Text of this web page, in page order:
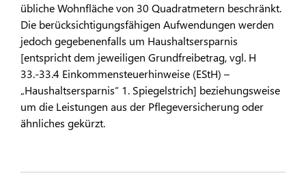
übliche Wohnfläche von 30 Quadratmetern beschränkt.
Die berücksichtigungsfähigen Aufwendungen werden
jedoch gegebenenfalls um Haushaltsersparnis
[entspricht dem jeweiligen Grundfreibetrag, vgl. H
33.-33.4 Einkommensteuerhinweise (EStH) –
„Haushaltsersparnis“ 1. Spiegelstrich] beziehungsweise
um die Leistungen aus der Pflegeversicherung oder
ähnliches gekürzt.